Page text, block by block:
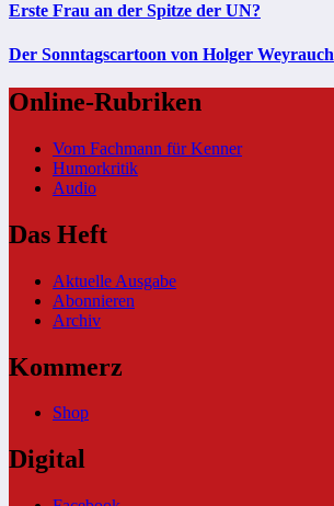
Erste Frau an der Spitze der UN?
Der Sonntagscartoon von Holger Weyrauch
Online-Rubriken
Vom Fachmann für Kenner
Humorkritik
Audio
Das Heft
Aktuelle Ausgabe
Abonnieren
Archiv
Kommerz
Shop
Digital